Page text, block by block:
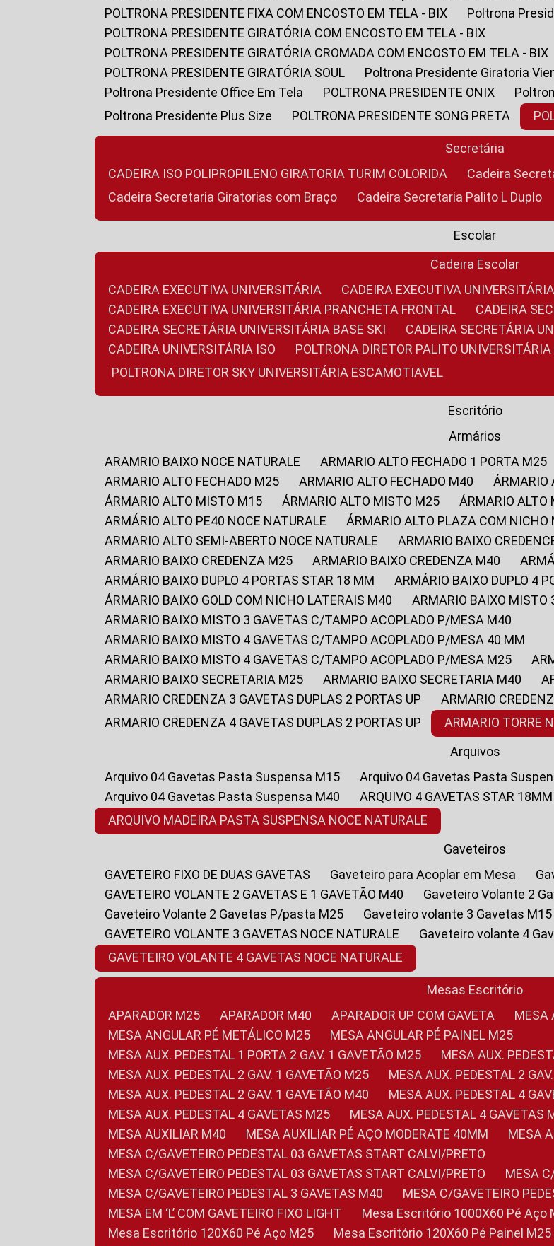
POLTRONA PRESIDENTE FIXA COM ENCOSTO EM TELA - BIX
Poltrona
POLTRONA PRESIDENTE GIRATÓRIA COM ENCOSTO EM TELA - BIX
POLTRONA PRESIDENTE GIRATÓRIA CROMADA COM ENCOSTO EM TELA - BIX
POLTRONA PRESIDENTE GIRATÓRIA SOUL
Poltrona Presidente Giratoria
Poltrona Presidente Office Em Tela
POLTRONA PRESIDENTE ONIX
Poltrona Presidente Plus Size
POLTRONA PRESIDENTE SONG PRETA
Secretária
CADEIRA ISO POLIPROPILENO GIRATORIA TURIM COLORIDA
Cadeira
Cadeira Secretaria Giratorias com Braço
Cadeira Secretaria Palito L Duplo
Escolar
Cadeira Escolar
CADEIRA EXECUTIVA UNIVERSITÁRIA
CADEIRA EXECUTIVA
CADEIRA EXECUTIVA UNIVERSITÁRIA PRANCHETA FRONTAL
CADEIRA
CADEIRA SECRETÁRIA UNIVERSITÁRIA BASE SKI
CADEIRA SECRETÁRIA
CADEIRA UNIVERSITÁRIA ISO
POLTRONA DIRETOR PALITO
POLTRONA DIRETOR SKY UNIVERSITÁRIA ESCAMOTIAVEL
Escritório
Armários
ARAMRIO BAIXO NOCE NATURALE
ARMARIO ALTO FECHADO 1 PORTA M25
ARMARIO ALTO FECHADO M25
ARMARIO ALTO FECHADO M40
ÁRMARIO ALTO MISTO M15
ÁRMARIO ALTO MISTO M25
ÁRMARIO
ARMÁRIO ALTO PE40 NOCE NATURALE
ÁRMARIO ALTO PLAZA COM NICHO
ARMARIO ALTO SEMI-ABERTO NOCE NATURALE
ARMARIO BAIXO
ARMARIO BAIXO CREDENZA M25
ARMARIO BAIXO CREDENZA M40
ARMÁRIO BAIXO DUPLO 4 PORTAS STAR 18 MM
ARMÁRIO BAIXO DUPLO 4
ÁRMARIO BAIXO GOLD COM NICHO LATERAIS M40
ARMARIO BAIXO
ARMARIO BAIXO MISTO 3 GAVETAS C/TAMPO ACOPLADO P/MESA M40
ARMARIO BAIXO MISTO 4 GAVETAS C/TAMPO ACOPLADO P/MESA 40 MM
ARMARIO BAIXO MISTO 4 GAVETAS C/TAMPO ACOPLADO P/MESA M25
ARMARIO BAIXO SECRETARIA M25
ARMARIO BAIXO SECRETARIA M40
ARMARIO CREDENZA 3 GAVETAS DUPLAS 2 PORTAS UP
ARMARIO
ARMARIO CREDENZA 4 GAVETAS DUPLAS 2 PORTAS UP
ARMARIO TORRE
Arquivos
Arquivo 04 Gavetas Pasta Suspensa M15
Arquivo 04 Gavetas Pasta
Arquivo 04 Gavetas Pasta Suspensa M40
ARQUIVO 4 GAVETAS STAR 18MM
ARQUIVO MADEIRA PASTA SUSPENSA NOCE NATURALE
Gaveteiros
GAVETEIRO FIXO DE DUAS GAVETAS
Gaveteiro para Acoplar em Mesa
GAVETEIRO VOLANTE 2 GAVETAS E 1 GAVETÃO M40
Gaveteiro Volante 2
Gaveteiro Volante 2 Gavetas P/pasta M25
Gaveteiro volante 3 Gavetas M15
GAVETEIRO VOLANTE 3 GAVETAS NOCE NATURALE
Gaveteiro volante 4
GAVETEIRO VOLANTE 4 GAVETAS NOCE NATURALE
Mesas Escritório
APARADOR M25
APARADOR M40 APARADOR UP COM GAVETA
MESA ANGULAR PÉ METÁLICO M25
MESA ANGULAR PÉ PAINEL M25
MESA AUX. PEDESTAL 1 PORTA 2 GAV. 1 GAVETÃO M25
MESA AUX.
MESA AUX. PEDESTAL 2 GAV. 1 GAVETÃO M25
MESA AUX. PEDESTAL 2
MESA AUX. PEDESTAL 2 GAV. 1 GAVETÃO M40
MESA AUX. PEDESTAL 4
MESA AUX. PEDESTAL 4 GAVETAS M25
MESA AUX. PEDESTAL 4 GAVETAS
MESA AUXILIAR M40
MESA AUXILIAR PÉ AÇO MODERATE 40MM
MESA C/GAVETEIRO PEDESTAL 03 GAVETAS START CALVI/PRETO
MESA C/GAVETEIRO PEDESTAL 03 GAVETAS START CALVI/PRETO
MESA
MESA C/GAVETEIRO PEDESTAL 3 GAVETAS M40
MESA C/GAVETEIRO
MESA EM ‘L’ COM GAVETEIRO FIXO LIGHT
Mesa Escritório 1000X60 Pé Aço
Mesa Escritório 120X60 Pé Aço M25
Mesa Escritório 120X60 Pé Painel M25